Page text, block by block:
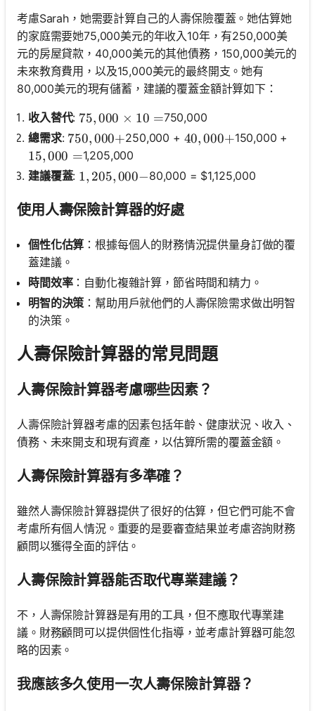
考慮Sarah，她需要計算自己的人壽保險覆蓋。她估算她
的家庭需要她75,000美元的年收入10年，有250,000美
元的房屋貸款，40,000美元的其他債務，150,000美元的
未來教育費用，以及15,000美元的最終開支。她有
80,000美元的現有儲蓄，建議的覆蓋金額計算如下：
收入替代: 75,000 \times 10 =
75,000 × 10 =750,000
總需求: 750,000 +
750,000+250,000 + 40,000 +
40,000+150,000 +
15,000 =
15,000 =1,205,000
建議覆蓋: 1,205,000 -
1, 205,000−80,000 = $1,125,000
使用人壽保險計算器的好處
個性化估算 ：根據每個人的財務情況提供量身訂做的覆
蓋建議。
時間效率：自動化複雜計算，節省時間和精力。
明智的決策：幫助用戶就他們的人壽保險需求做出明智
的決策。
人壽保險計算器的常見問題
人壽保險計算器考慮哪些因素？
人壽保險計算器考慮的因素包括年齡、健康狀況、收入、
債務、未來開支和現有資產，以估算所需的覆蓋金額。
人壽保險計算器有多準確？
雖然人壽保險計算器提供了很好的估算，但它們可能不會
考慮所有個人情況。重要的是要審查結果並考慮咨詢財務
顧問以獲得全面的評估。
人壽保險計算器能否取代專業建議？
不，人壽保險計算器是有用的工具，但不應取代專業建
議。財務顧問可以提供個性化指導，並考慮計算器可能忽
略的因素。
我應該多久使用一次人壽保險計算器？